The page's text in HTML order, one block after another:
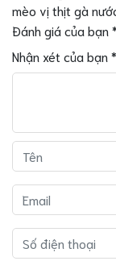
mèo vị thịt gà
Đánh giá của bạn *
Nhận xét của bạn *